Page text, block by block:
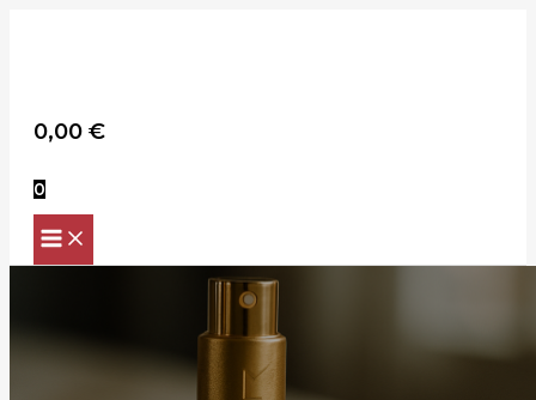
0,00 €
0